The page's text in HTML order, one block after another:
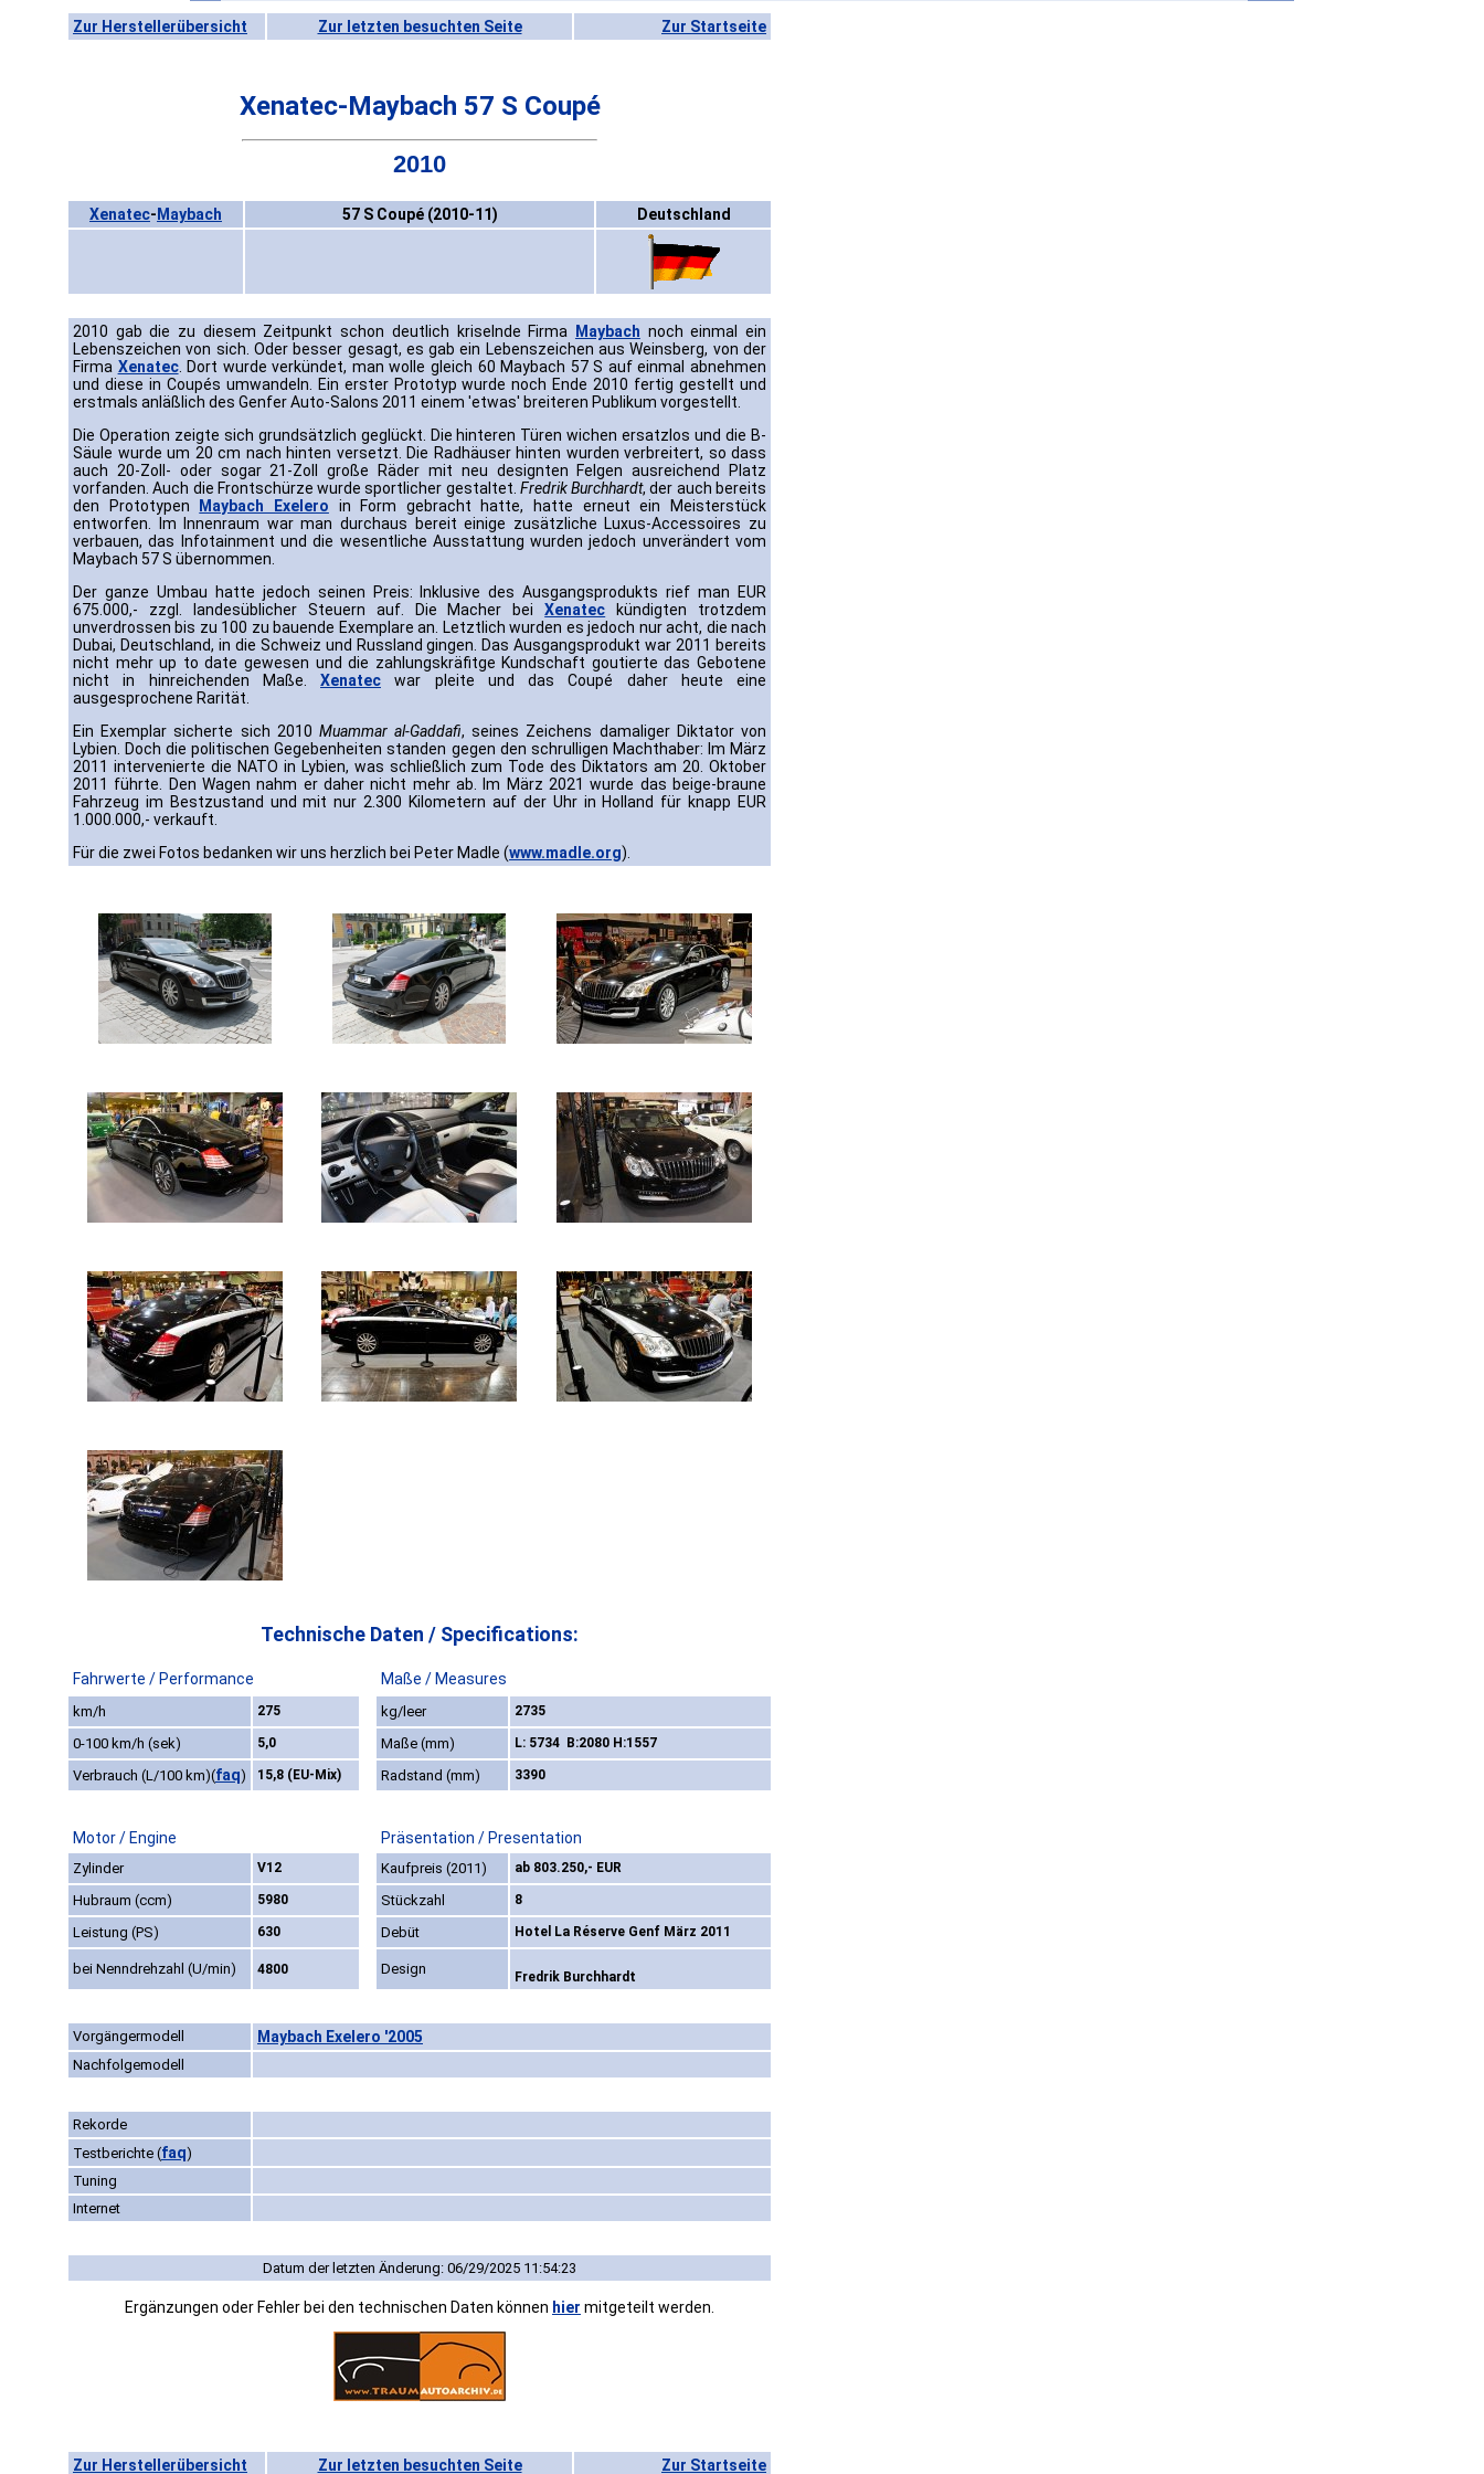
Zur Herstellerübersicht Zur letzten besuchten Seite Zur Startseite
Xenatec-Maybach 57 S Coupé
2010
Xenatec- Maybach 57 S Coupé (2010-11) Deutschland
2010 gab die zu diesem Zeitpunkt schon deutlich kriselnde Firma Maybach noch einmal ein
Lebenszeichen von sich. Oder besser gesagt, es gab ein Lebenszeichen aus Weinsberg, von der
Firma Xenatec. Dort wurde verkündet, man wolle gleich 60 Maybach 57 S auf einmal abnehmen
und diese in Coupés umwandeln. Ein erster Prototyp wurde noch Ende 2010 fertig gestellt und
erstmals anläßlich des Genfer Auto-Salons 2011 einem 'etwas' breiteren Publikum vorgestellt.
Die Operation zeigte sich grundsätzlich geglückt. Die hinteren Türen wichen ersatzlos und die B-
Säule wurde um 20 cm nach hinten versetzt. Die Radhäuser hinten wurden verbreitert, so dass
auch 20-Zoll- oder sogar 21-Zoll große Räder mit neu designten Felgen ausreichend Platz
vorfanden. Auch die Frontschürze wurde sportlicher gestaltet. Fredrik Burchhardt, der auch bereits
den Prototypen
Maybach Exelero in Form gebracht hatte, hatte erneut ein Meisterstück
entworfen. Im Innenraum war man durchaus bereit einige zusätzliche Luxus-Accessoires zu
verbauen, das Infotainment und die wesentliche Ausstattung wurden jedoch unverändert vom
Maybach 57 S übernommen.
Der ganze Umbau hatte jedoch seinen Preis: Inklusive des Ausgangsprodukts rief man EUR
675.000,- zzgl. landesüblicher Steuern auf. Die Macher beiXenatec kündigten trotzdem
unverdrossen bis zu 100 zu bauende Exemplare an. Letztlich wurden es jedoch nur acht, die nach
Dubai, Deutschland, in die Schweiz und Russland gingen. Das Ausgangsprodukt war 2011 bereits
nicht mehr up to date gewesen und die zahlungskräfitge Kundschaft goutierte das Gebotene
nicht in hinreichenden Maße. Xenatec war pleite und das Coupé daher heute eine
ausgesprochene Rarität.
Ein Exemplar sicherte sich 2010 Muammar al-Gaddafi, seines Zeichens damaliger Diktator von
Lybien. Doch die politischen Gegebenheiten standen gegen den schrulligen Machthaber: Im März
2011 intervenierte die NATO in Lybien, was schließlich zum Tode des Diktators am 20. Oktober
2011 führte. Den Wagen nahm er daher nicht mehr ab. Im März 2021 wurde das beige-braune
Fahrzeug im Bestzustand und mit nur 2.300 Kilometern auf der Uhr in Holland für knapp EUR
1.000.000,- verkauft.
Für die zwei Fotos bedanken wir uns herzlich bei Peter Madle (www.madle.org).
Technische Daten / Specifications:
Fahrwerte / Performance Maße / Measures
km/h 275 kg/leer 2735
0-100 km/h (sek) 5,0 Maße (mm) L: 5734 B:2080 H:1557
Verbrauch (L/100 km)(faq) 15,8 (EU-Mix) Radstand (mm) 3390
Motor / Engine Präsentation / Presentation
Zylinder V12 Kaufpreis (2011) ab 803.250,- EUR
Hubraum (ccm) 5980 Stückzahl 8
Leistung (PS) 630 Debüt Hotel La Réserve Genf März 2011
bei Nenndrehzahl (U/min) 4800 Design Fredrik Burchhardt
Vorgängermodell Maybach Exelero '2005
Nachfolgemodell
Rekorde
Testberichte (faq)
Tuning
Internet
Datum der letzten Änderung: 06/29/2025 11:54:23
Ergänzungen oder Fehler bei den technischen Daten können hier mitgeteilt werden.
Zur Herstellerübersicht Zur letzten besuchten Seite Zur Startseite